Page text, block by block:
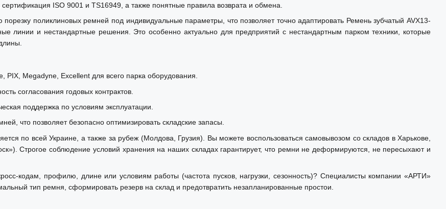
ISO 9001 и TS16949, а также понятные правила возврата и обмена.
поликлиновых ремней под индивидуальные параметры, что позволяет точно адаптировать Ремень зубчатый AVX13-
линии и нестандартные решения. Это особенно актуально для предприятий с нестандартным парком техники, которые
Megadyne, Excellent для всего парка оборудования.
согласования годовых контрактов.
поддержка по условиям эксплуатации.
что позволяет безопасно оптимизировать складские запасы.
по всей Украине, а также за рубеж (Молдова, Грузия). Вы можете воспользоваться самовывозом со складов в Харькове,
Строгое соблюдение условий хранения на наших складах гарантирует, что ремни не деформируются, не пересыхают и
кодам, профилю, длине или условиям работы (частота пусков, нагрузки, сезонность)? Специалисты компании «АРТИ»
тип ремня, сформировать резерв на склад и предотвратить незапланированные простои.